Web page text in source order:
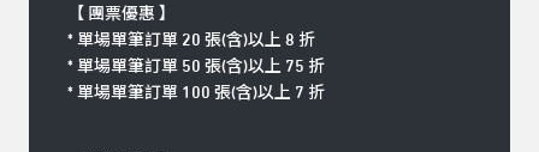
【 團票優惠 】
* 單場單筆訂單 20 張(含)以上 8 折
* 單場單筆訂單 50 張(含)以上 75 折
* 單場單筆訂單 100 張(含)以上 7 折